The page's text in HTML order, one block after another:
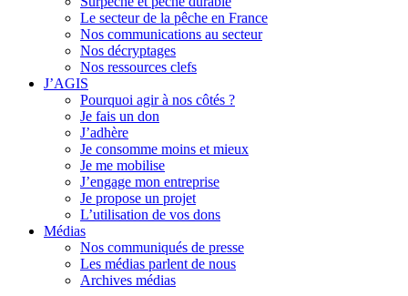
Le secteur de la pêche en France
Nos communications au secteur
Nos décryptages
Nos ressources clefs
J’AGIS
Pourquoi agir à nos côtés ?
Je fais un don
J’adhère
Je consomme moins et mieux
Je me mobilise
J’engage mon entreprise
Je propose un projet
L’utilisation de vos dons
Médias
Nos communiqués de presse
Les médias parlent de nous
Archives médias